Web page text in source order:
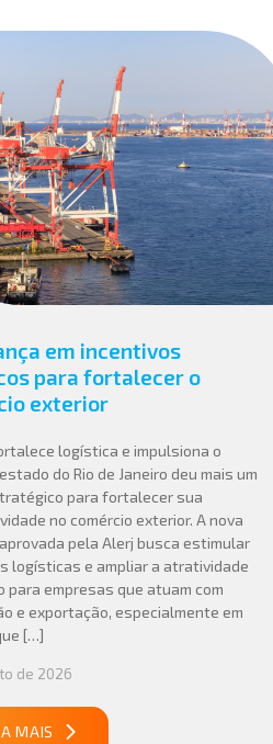
em incentivos
para fortalecer o
exterior
logística e impulsiona o
do Rio de Janeiro deu mais um
para fortalecer sua
no comércio exterior. A nova
pela Alerj busca estimular
logísticas e ampliar a atratividade
para empresas que atuam com
e exportação, especialmente em
[…]
de 2026
MAIS